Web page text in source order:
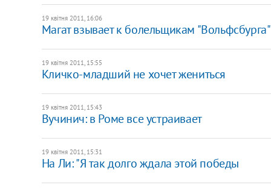
19 квітня 2011, 16:06
Магат взывает к болельщикам "Вольфсбурга"
19 квітня 2011, 15:55
Кличко-младший не хочет жениться
19 квітня 2011, 15:43
Вучинич: в Роме все устраивает
19 квітня 2011, 15:31
На Ли: "Я так долго ждала этой победы